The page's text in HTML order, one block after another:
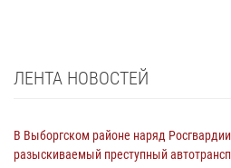
ЛЕНТА НОВОСТЕЙ
В Выборгском районе наряд
разыскиваемый преступный